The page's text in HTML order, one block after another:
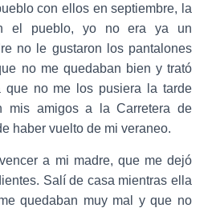
con ellos en septiembre, la
el pueblo, yo no era ya un
no le gustaron los pantalones
no me quedaban bien y trató
que no me los pusiera la tarde
mis amigos a la Carretera de
haber vuelto de mi veraneo.
a mi madre, que me dejó
Salí de casa mientras ella
quedaban muy mal y que no